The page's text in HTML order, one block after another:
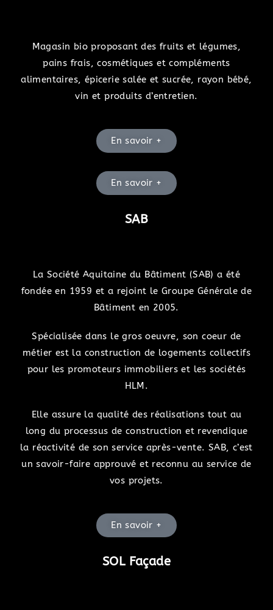
Magasin bio proposant des fruits et légumes,
pains frais, cosmétiques et compléments
alimentaires, épicerie salée et sucrée, rayon bébé,
vin et produits d’entretien.
En savoir +
En savoir +
SAB
La Société Aquitaine du Bâtiment (SAB) a été
fondée en 1959 et a rejoint le Groupe Générale de
Bâtiment en 2005.
Spécialisée dans le gros oeuvre, son coeur de
métier est la construction de logements collectifs
pour les promoteurs immobiliers et les sociétés
HLM.
Elle assure la qualité des réalisations tout au
long du processus de construction et revendique
la réactivité de son service après-vente. SAB, c’est
un savoir-faire approuvé et reconnu au service de
vos projets.
En savoir +
SOL Façade